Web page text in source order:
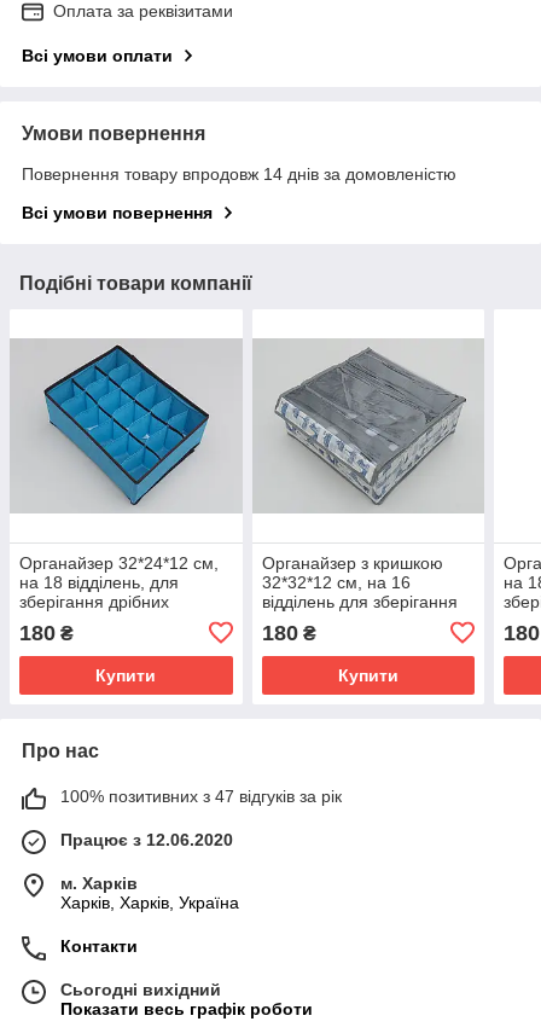
Оплата за реквізитами
Всі умови оплати
Умови повернення
Повернення товару впродовж 14 днів за домовленістю
Всі умови повернення
Подібні товари компанії
Органайзер 32*24*12 см,
на 18 відділень, для
зберігання дрібних
блакитного кольору
180 ₴
Купити
Органайзер з кришкою
32*32*12 см, на 16
відділень для зберігання
дрібних предметів одягу
сірого кольору
180₴
Купити
на
180
Про нас
100% позитивних з 47 відгуків за рік
Працює з 12.06.2020
м. Харків
Харків, Харків, Україна
Контакти
Сьогодні вихідний
Показати весь графік роботи